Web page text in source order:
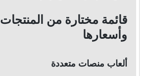
قائمة مختارة من
وأسعارها
ألعاب منصات متعددة